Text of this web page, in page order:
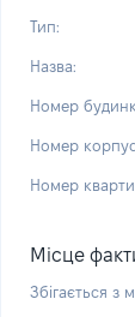
Тип:
Назва:
Номер
Номер
Номер
Місце
Збігається з